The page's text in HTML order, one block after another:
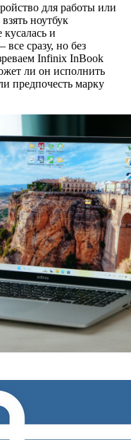
для работы или
ноутбук
и
все сразу, но без
Infinix InBook
ли он исполнить
предпочесть марку